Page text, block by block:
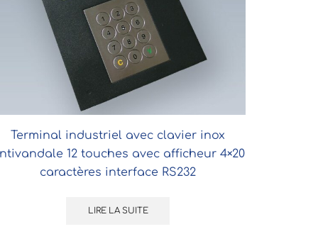
Terminal industriel avec clavier inox
12 touches avec afficheur 4×20
caractères interface RS232
LIRE LA SUITE